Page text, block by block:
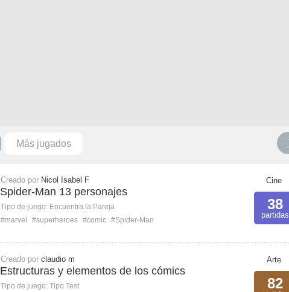
Más jugados
Creado por Nicol Isabel F
Spider-Man 13 personajes
Tipo de juego: Encuentra la Pareja
#marvel
#superheroes #comic #Spider-Man
Cine
38
partidas
Creado por claudio m
Estructuras y elementos de los cómics
Tipo de juego: Tipo Test
Arte
82